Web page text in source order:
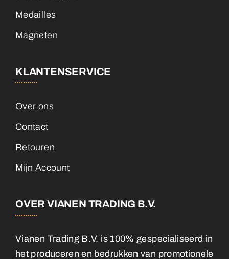
Medailles
Magneten
KLANTENSERVICE
Over ons
Contact
Retouren
Mijn Account
OVER VIANEN TRADING B.V.
Vianen Trading B.V. is 100% gespecialiseerd in
het produceren en bedrukken van promotionele